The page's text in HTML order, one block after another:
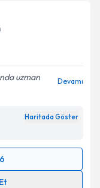
uzman
Devamı
Haritada Göster